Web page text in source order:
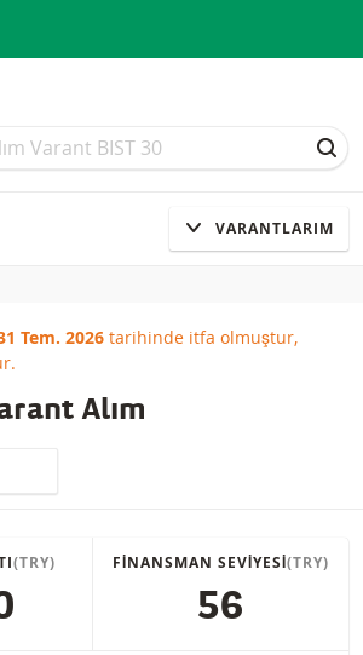
VARANTLARIM
has expired
Tem. 2026 tarihinde itfa olmuştur,
Alım
(TRY) FINANSMAN SEVIYESI(TRY)
56